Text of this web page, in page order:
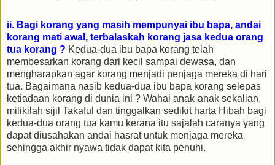
ii. Bagi korang yang masih mempunyai ibu bapa, andai
korang mati awal, terbalaskah korang jasa kedua orang
tua korang ? Kedua-dua ibu bapa korang telah
membesarkan korang dari kecil sampai dewasa, dan
mengharapkan agar korang menjadi penjaga mereka di hari
tua. Bagaimana nasib kedua-dua ibu bapa korang selepas
ketiadaan korang di dunia ini ? Wahai anak-anak sekalian,
milikilah sijil Takaful dan tinggalkan sedikit harta Hibah bagi
kedua-dua orang tua kamu kerana itu sajalah caranya yang
dapat diusahakan andai hasrat untuk menjaga mereka
sehingga akhir nyawa tidak dapat kita penuhi.